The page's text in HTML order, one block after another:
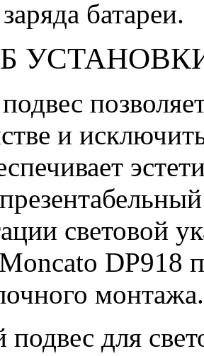
батареи.
и
световой
DP918
монтажа.